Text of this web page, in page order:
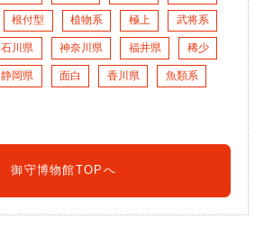
根付型 植物系 極上 武将系
石川県 神奈川県 福井県 稀少
静岡県 面白 香川県 魚類系
御守博物館TOPへ